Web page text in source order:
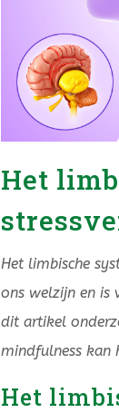
Het
Het limbische
ons welzijn en is
dit artikel
mindfulness kan
Het